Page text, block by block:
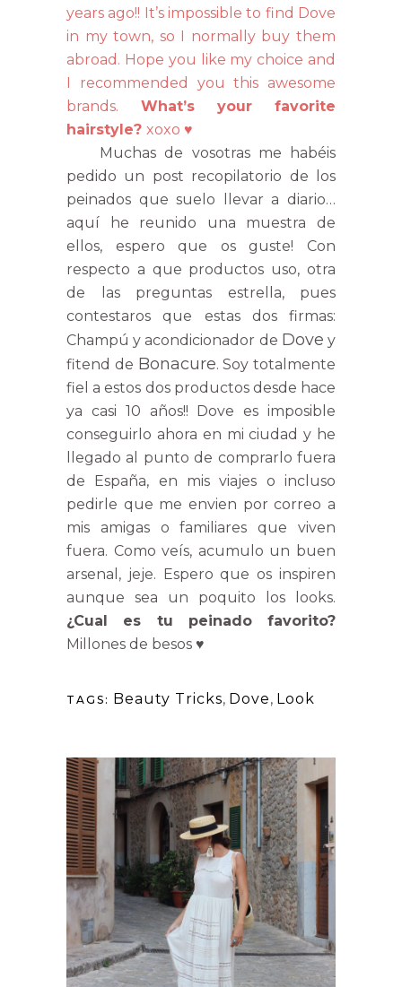
years ago!! It’s impossible to find Dove
in my town, so I normally buy them
abroad. Hope you like my choice and
I recommended you this awesome
brands. What’s your favorite
hairstyle? xoxo ♥
Muchas de vosotras me habéis
pedido un post recopilatorio de los
peinados que suelo llevar a diario…
aquí he reunido una muestra de
ellos, espero que os guste! Con
respecto a que productos uso, otra
de las preguntas estrella, pues
contestaros que estas dos firmas:
Champú y acondicionador de Dove y
fitend de Bonacure. Soy totalmente
fiel a estos dos productos desde hace
ya casi 10 años!! Dove es imposible
conseguirlo ahora en mi ciudad y he
llegado al punto de comprarlo fuera
de España, en mis viajes o incluso
pedirle que me envien por correo a
mis amigas o familiares que viven
fuera. Como veís, acumulo un buen
arsenal, jeje. Espero que os inspiren
aunque sea un poquito los looks.
¿Cual es tu peinado favorito?
Millones de besos ♥
TAGS: Beauty Tricks, Dove, Look